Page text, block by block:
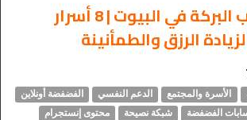
أسباب البركة في البيوت | 8 أسرار
الرزق والطمأنينة
الأسرة والمجتمع الدعم النفسي
الفضفضة أونلاين
الفضفضة شبكة نصيحة
محتوى إنستجرام